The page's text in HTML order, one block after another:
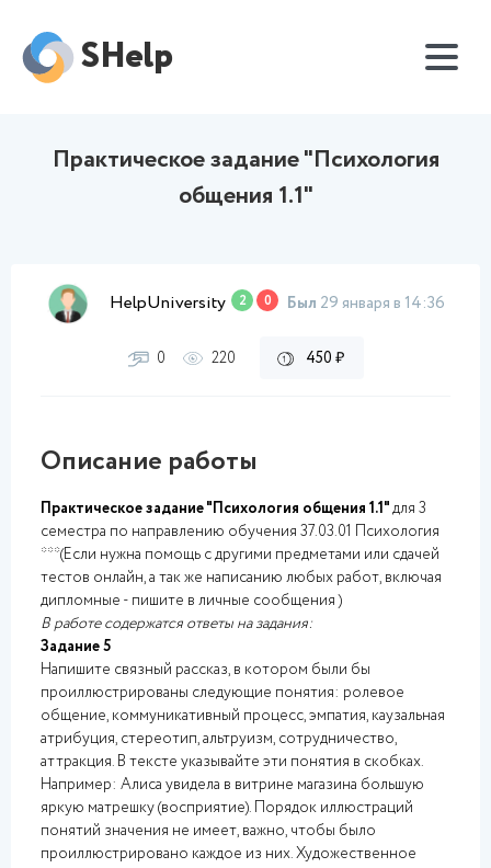
SHelp
Практическое задание "Психология
общения 1.1"
HelpUniversity 2 0 Был 29 января в 14:36
0 220 450 ₽
Описание работы
Практическое задание "Психология общения 1.1"для 3
семестра по направлению обучения 37.03.01 Психология
***(Если нужна помощь с другими предметами или сдачей
тестов онлайн, а так же написанию любых работ, включая
дипломные - пишите в личные сообщения )
В работе содержатся ответы на задания:
Задание 5
Напишите связный рассказ, в котором были бы
проиллюстрированы следующие понятия: ролевое
общение, коммуникативный процесс, эмпатия, каузальная
атрибуция, стереотип, альтруизм, сотрудничество,
аттракция. В тексте указывайте эти понятия в скобках.
Например: Алиса увидела в витрине магазина большую
яркую матрешку (восприятие). Порядок иллюстраций
понятий значения не имеет, важно, чтобы было
проиллюстрировано каждое из них. Художественное